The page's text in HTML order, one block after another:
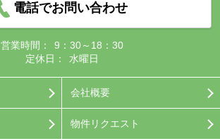
電話でお問い合わせ
営業時間：
9：30～18：30
定休日：
水曜日
会社概要
物件リクエスト